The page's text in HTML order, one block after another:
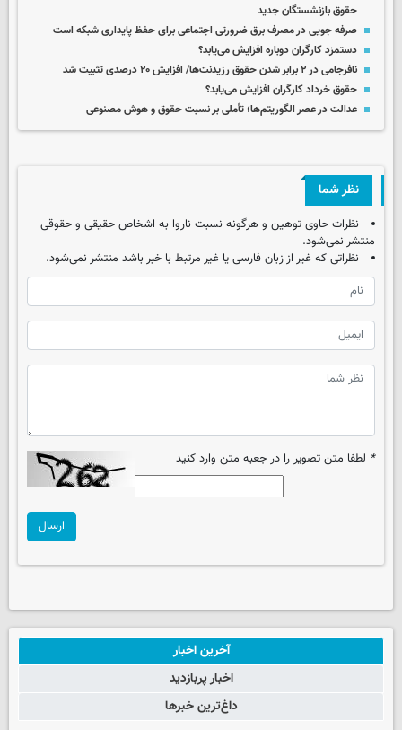
حقوق بازنشستگان جدید
صرفه جویی در مصرف برق ضرورتی اجتماعی برای حفظ پایداری شبکه است
دستمزد کارگران دوباره افزایش می‌یابد؟
نافرجامی در ۲ برابر شدن حقوق رزیدنت‌ها/ افزایش ۲۰ درصدی تثبیت شد
حقوق خرداد کارگران افزایش می‌یابد؟
عدالت در عصر الگوریتم‌ها؛ تأملی بر نسبت حقوق و هوش مصنوعی
نظر شما
نظرات حاوی توهین و هرگونه نسبت ناروا به اشخاص حقیقی و حقوقی
منتشر نمی‌شود.
نظراتی که غیر از زبان فارسی یا غیر مرتبط با خبر باشد منتشر نمی‌شود.
* لطفا متن تصویر را در جعبه متن وارد کنید
ارسال
آخرین اخبار
اخبار پربازدید
داغ‌ترین خبرها